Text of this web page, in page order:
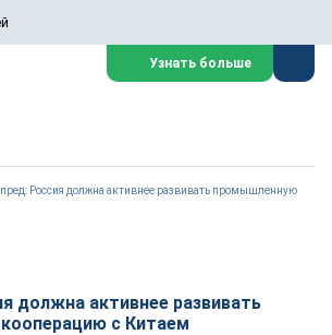
Узнать больше
Россия должна активнее развивать промышленную
должна активнее развивать
с Китаем